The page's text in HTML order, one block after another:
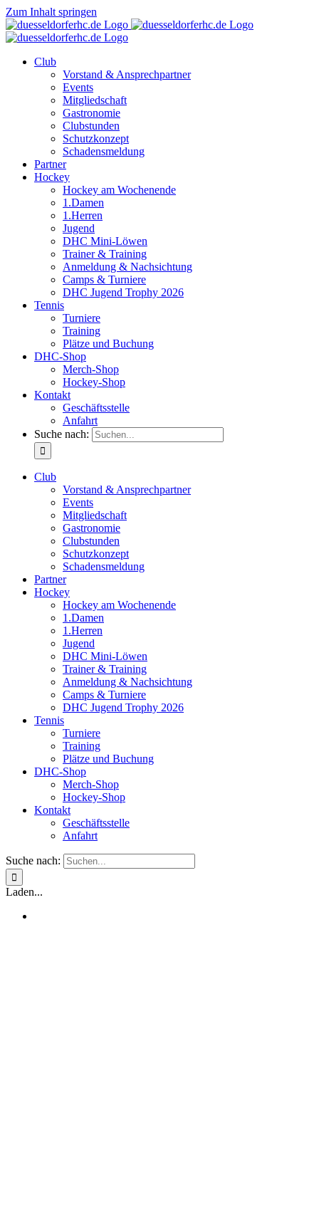
Zum Inhalt springen
Club
Vorstand & Ansprechpartner
Events
Mitgliedschaft
Gastronomie
Clubstunden
Schutzkonzept
Schadensmeldung
Partner
Hockey
Hockey am Wochenende
1.Damen
1.Herren
Jugend
DHC Mini-Löwen
Trainer & Training
Anmeldung & Nachsichtung
Camps & Turniere
DHC Jugend Trophy 2026
Tennis
Turniere
Training
Plätze und Buchung
DHC-Shop
Merch-Shop
Hockey-Shop
Kontakt
Geschäftsstelle
Anfahrt
Suche nach:
Club
Vorstand & Ansprechpartner
Events
Mitgliedschaft
Gastronomie
Clubstunden
Schutzkonzept
Schadensmeldung
Partner
Hockey
Hockey am Wochenende
1.Damen
1.Herren
Jugend
DHC Mini-Löwen
Trainer & Training
Anmeldung & Nachsichtung
Camps & Turniere
DHC Jugend Trophy 2026
Tennis
Turniere
Training
Plätze und Buchung
DHC-Shop
Merch-Shop
Hockey-Shop
Kontakt
Geschäftsstelle
Anfahrt
Suche nach:
Laden...